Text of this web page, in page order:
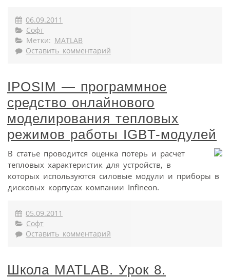
06.09.2011
Софт
Метки: MATLAB
Оставить комментарий
IPOSIM — программное
средство онлайнового
моделирования тепловых
режимов работы IGBT-модулей
В статье проводится оценка потерь и расчет
тепловых характеристик для устройств, в
которых используются силовые модули и приборы в
дисковых корпусах компании Infineon.
05.09.2011
Софт
Оставить комментарий
Школа MATLAB. Урок 8.